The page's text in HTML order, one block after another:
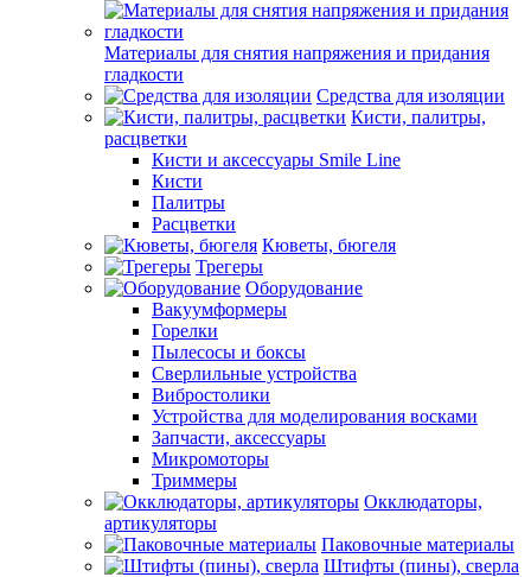
Материалы для снятия напряжения и придания
гладкости
Средства для изоляции
Кисти, палитры,
расцветки
Кисти и аксессуары Smile Line
Кисти
Палитры
Расцветки
Кюветы, бюгеля
Трегеры
Оборудование
Вакуумформеры
Горелки
Пылесосы и боксы
Сверлильные устройства
Вибростолики
Устройства для моделирования восками
Запчасти, аксессуары
Микромоторы
Триммеры
Окклюдаторы,
артикуляторы
Паковочные материалы
Штифты (пины), сверла